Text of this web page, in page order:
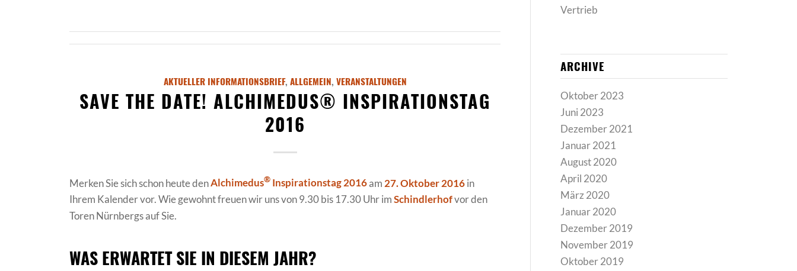
AKTUELLER INFORMATIONSBRIEF, ALLGEMEIN, VERANSTALTUNGEN
SAVE THE DATE! ALCHIMEDUS® INSPIRATIONSTAG
2016
Merken Sie sich schon heute denAlchimedus® Inspirationstag 2016am 27. Oktober 2016in
Ihrem Kalender vor. Wie gewohnt freuen wir uns von 9.30 bis 17.30 Uhr imSchindlerhofvor den
Toren Nürnbergs auf Sie.
WAS ERWARTET SIE IN DIESEM JAHR?
Vertrieb
ARCHIVE
Oktober 2023
Juni 2023
Dezember 2021
Januar 2021
August 2020
April 2020
März 2020
Januar 2020
Dezember 2019
November 2019
Oktober 2019